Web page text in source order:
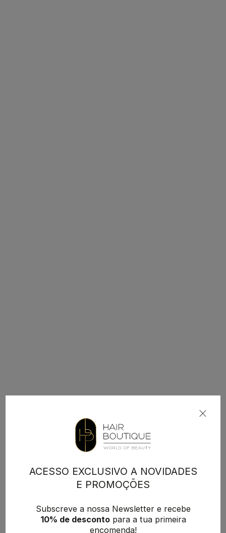
ACESSO EXCLUSIVO A NOVIDADES
E PROMOÇÕES
Subscreve a nossa Newsletter e recebe
10% de descontopara a tua primeira
encomenda!